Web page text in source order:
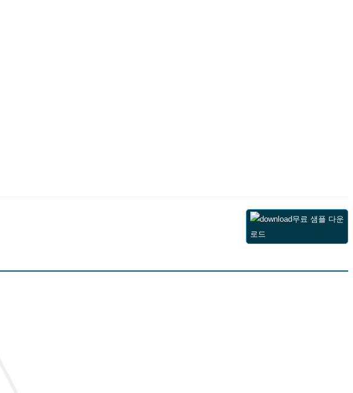
무료 샘플 다운
로드